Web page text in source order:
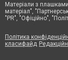
Матеріали з
матеріал",
"PR", "Офіційно",
Політика
класифайд